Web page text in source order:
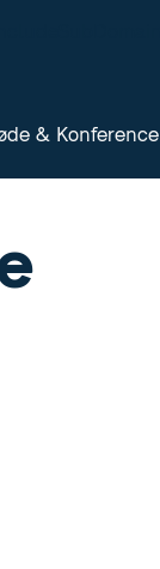
& Konference
& Konference